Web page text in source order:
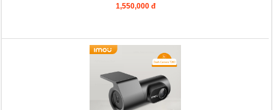
1,550,000 đ